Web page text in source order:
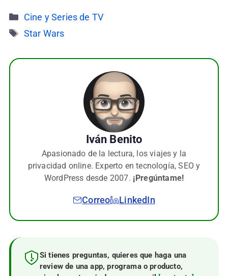
Categorías
Cine y Series de TV
Etiquetas
Star Wars
Iván Benito
Apasionado de la lectura, los viajes y la
privacidad online. Experto en tecnología, SEO y
WordPress desde 2007. ¡Pregúntame!
Correo LinkedIn
Si tienes preguntas, quieres que haga una
review de una app, programa o producto,